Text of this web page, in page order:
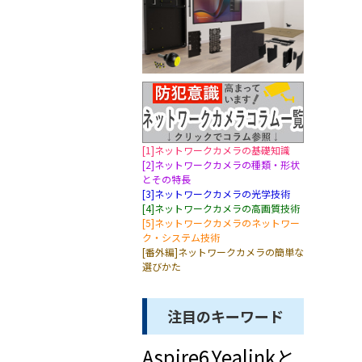
[1]ネットワークカメラの基礎知識
[2]ネットワークカメラの種類・形状
とその特長
[3]ネットワークカメラの光学技術
[4]ネットワークカメラの高画質技術
[5]ネットワークカメラのネットワー
ク・システム技術
[番外編]ネットワークカメラの簡単な
選びかた
注目のキーワード